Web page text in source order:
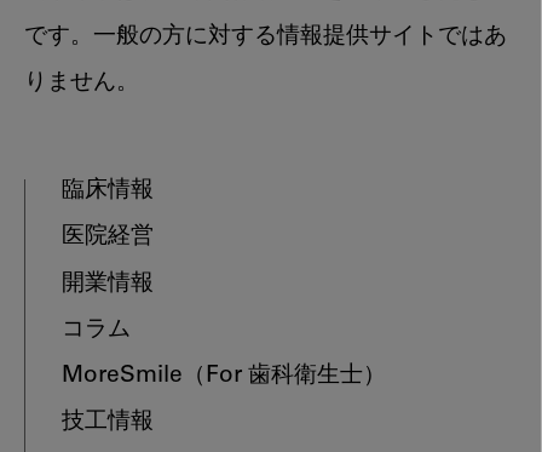
です。一般の方に対する情報提供サイトではあ
りません。
臨床情報
医院経営
開業情報
コラム
MoreSmile （For 歯科衛生士）
技工情報